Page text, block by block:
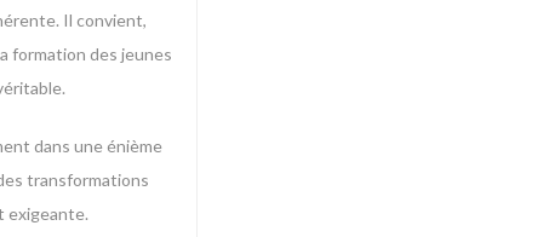
Il convient,
formation des jeunes
dans une énième
transformations
exigeante.